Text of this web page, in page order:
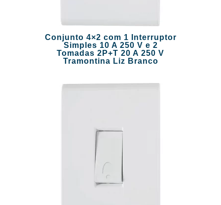
Conjunto 4×2 com 1 Interruptor
Simples 10 A 250 V e 2
Tomadas 2P+T 20 A 250 V
Tramontina Liz Branco